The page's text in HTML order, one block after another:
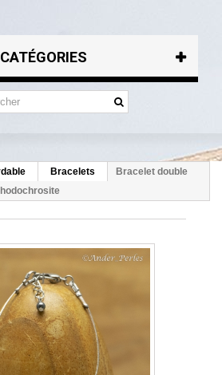
CATÉGORIES
Bracelets
Bracelet double